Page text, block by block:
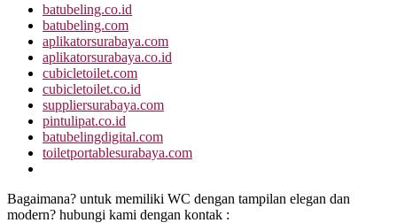
batubeling.co.id
batubeling.com
aplikatorsurabaya.com
aplikatorsurabaya.co.id
cubicletoilet.com
cubicletoilet.co.id
suppliersurabaya.com
pintulipat.co.id
batubelingdigital.com
toiletportablesurabaya.com
Bagaimana? untuk memiliki WC dengan tampilan elegan dan
modern? hubungi kami dengan kontak :